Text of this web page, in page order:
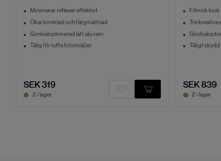
Minimerar reflexer effektivt
Ökar kontrast och färgmättnad
Gimbaloptimerad lätt alu-ram
Tålig för tuffa fotomiljöer
SEK 319
2 i lager
Filmisk look
Tre kreativa
Tåligt
SEK 839
2 i lager